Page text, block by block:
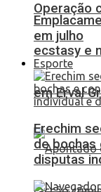
Operação
ecstasy e
em Erval
em julho
Esporte
Erechim
de bochas
disputas